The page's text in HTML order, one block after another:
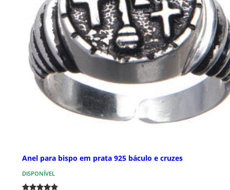
Anel para bispo em prata 925 báculo e cruzes
DISPONÍVEL